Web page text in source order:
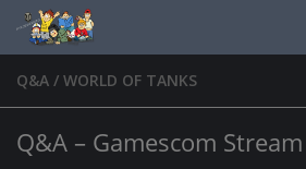
Skip to content
Q&A / WORLD OF TANKS
Q&A – Gamescom